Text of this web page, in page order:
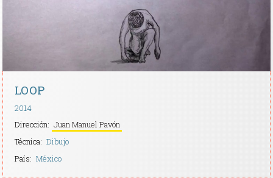
LOOP
2014
Dirección: Juan Manuel Pavón
Técnica: Dibujo
País: México